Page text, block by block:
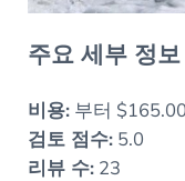
주요 세부 정보
비용:부터 $165.00
검토 점수:5.0
리뷰 수:23